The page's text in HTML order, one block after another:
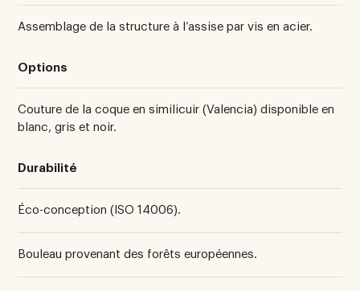
Assemblage de la structure à l’assise par vis en acier.
Options
Couture de la coque en similicuir (Valencia) disponible en
blanc, gris et noir.
Durabilité
Éco-conception (ISO 14006).
Bouleau provenant des forêts européennes.